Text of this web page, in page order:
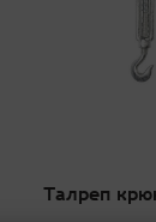
Талреп